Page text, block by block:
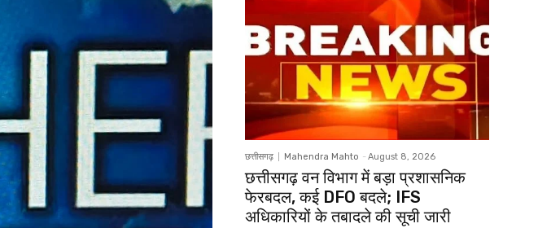
छत्तीसगढ़ Mahendra Mahto - August 8, 2026
छत्तीसगढ़ वन विभाग में बड़ा प्रशासनिक
फेरबदल, कई DFO बदले; IFS
अधिकारियों के तबादले की सूची जारी